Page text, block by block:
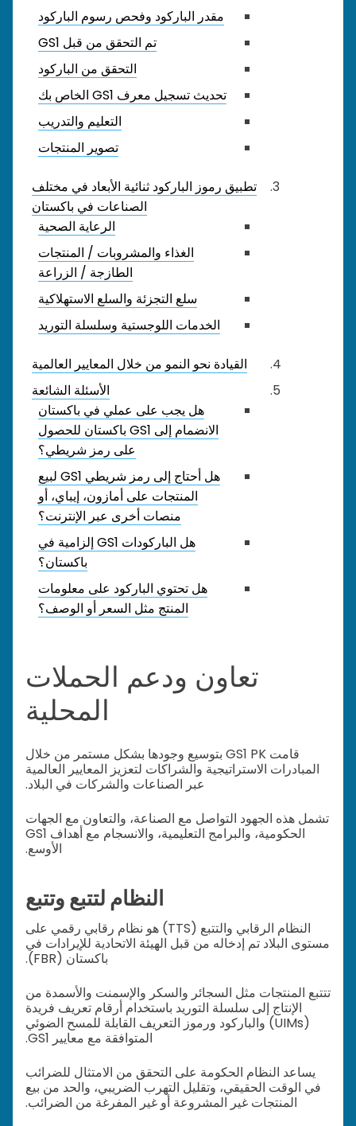
مقدر الباركود وفحص رسوم الباركود
تم التحقق من قبل GS1
التحقق من الباركود
تحديث تسجيل معرف GS1 الخاص بك
التعليم والتدريب
تصوير المنتجات
تطبيق رموز الباركود ثنائية الأبعاد في مختلف
الصناعات في باكستان
الرعاية الصحية
الغذاء والمشروبات / المنتجات
الطازجة / الزراعة
سلع التجزئة والسلع الاستهلاكية
الخدمات اللوجستية وسلسلة التوريد
القيادة نحو النمو من خلال المعايير العالمية
الأسئلة الشائعة
هل يجب على عملي في باكستان
الانضمام إلى GS1 باكستان للحصول
على رمز شريطي؟
هل أحتاج إلى رمز شريطي GS1 لبيع
المنتجات على أمازون، إيباي، أو
منصات أخرى عبر الإنترنت؟
هل الباركودات GS1 إلزامية في
باكستان؟
هل تحتوي الباركود على معلومات
المنتج مثل السعر أو الوصف؟
تعاون ودعم الحملات
المحلية
قامت GS1 PK بتوسيع وجودها بشكل مستمر من خلال
المبادرات الاستراتيجية والشراكات لتعزيز المعايير العالمية
عبر الصناعات والشركات في البلاد.
تشمل هذه الجهود التواصل مع الصناعة، والتعاون مع الجهات
الحكومية، والبرامج التعليمية، والانسجام مع أهداف GS1
الأوسع.
النظام لتتبع وتتبع
النظام الرقابي والتتبع (TTS) هو نظام رقابي رقمي على
مستوى البلاد تم إدخاله من قبل الهيئة الاتحادية للإيرادات في
باكستان (FBR).
تتتبع المنتجات مثل السجائر والسكر والإسمنت والأسمدة من
الإنتاج إلى سلسلة التوريد باستخدام أرقام تعريف فريدة
(UIMs) والباركود ورموز التعريف القابلة للمسح الضوئي
المتوافقة مع معايير GS1.
يساعد النظام الحكومة على التحقق من الامتثال للضرائب
في الوقت الحقيقي، وتقليل التهرب الضريبي، والحد من بيع
المنتجات غير المشروعة أو غير المفرغة من الضرائب.